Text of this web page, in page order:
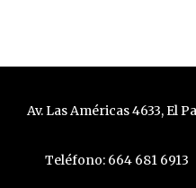
Av. Las Américas 4633, El
Teléfono: 664 681 6913